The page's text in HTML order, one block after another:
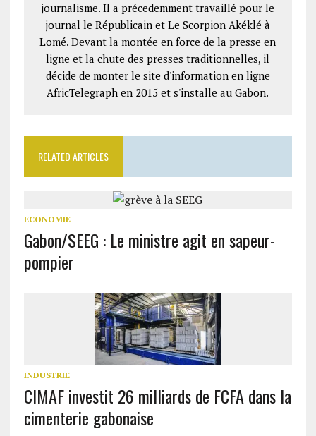
journalisme. Il a précedemment travaillé pour le
journal le Républicain et Le Scorpion Akéklé à
Lomé. Devant la montée en force de la presse en
ligne et la chute des presses traditionnelles, il
décide de monter le site d'information en ligne
AfricTelegraph en 2015 et s'installe au Gabon.
RELATED ARTICLES
ECONOMIE
Gabon/SEEG : Le ministre agit en sapeur-
pompier
INDUSTRIE
CIMAF investit 26 milliards de FCFA dans la
cimenterie gabonaise